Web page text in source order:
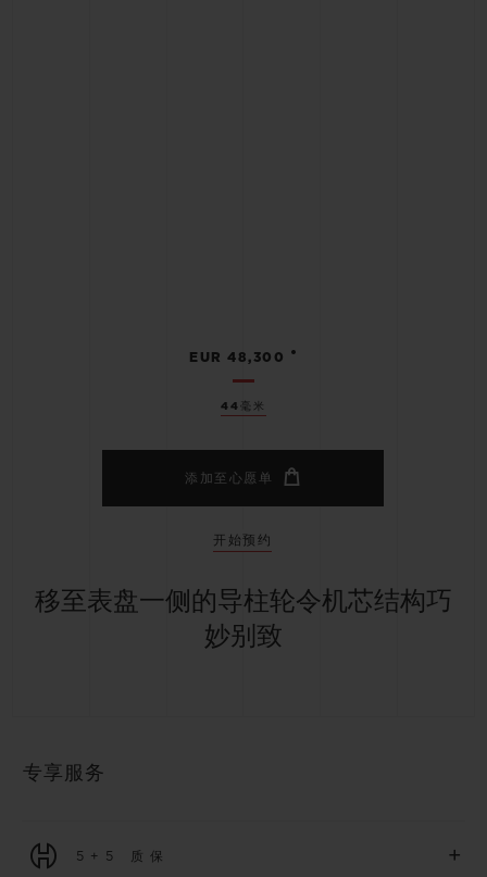
44毫米
EUR 48,300 •
添加至心愿单
开始预约
移至表盘一侧的导柱轮令机芯结构巧
妙别致
专享服务
5+5 质保 +